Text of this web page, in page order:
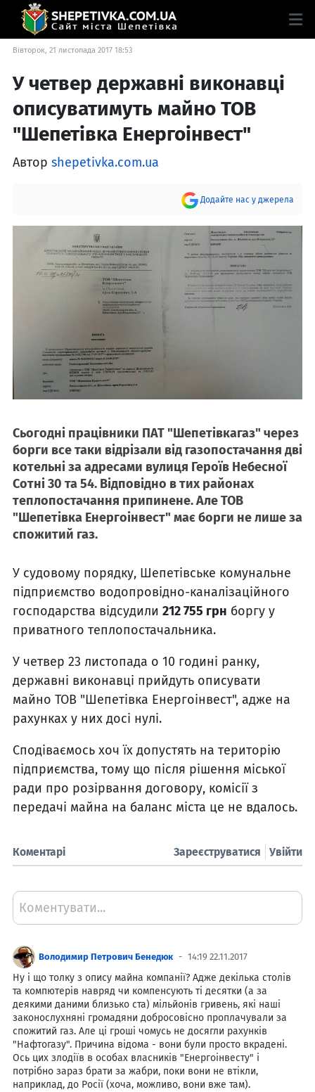
Вівторок, 21 листопада 2017 18:53
У четвер державні виконавці
описуватимуть майно ТОВ
"Шепетівка Енергоінвест"
Автор shepetivka.com.ua
Додайте нас у джерела
Сьогодні працівники ПАТ "Шепетівкагаз" через
борги все таки відрізали від газопостачання дві
котельні за адресами вулиця Героїв Небесної
Сотні 30 та 54. Відповідно в тих районах
теплопостачання припинене. Але ТОВ
"Шепетівка Енергоінвест" має борги не лише за
спожитий газ.
У судовому порядку, Шепетівське комунальне
підприємство водопровідно-каналізаційного
господарства відсудили 212 755 грн боргу у
приватного теплопостачальника.
У четвер 23 листопада о 10 годині ранку,
державні виконавці прийдуть описувати
майно ТОВ "Шепетівка Енергоінвест", адже на
рахунках у них досі нулі.
Сподіваємось хоч їх допустять на територію
підприємства, тому що після рішення міської
ради про розірвання договору, комісії з
передачі майна на баланс міста це не вдалось.
Коментарі Увійти
Зареєструватися
Коментувати...
Володимир Петрович Бенедюк 14:19 22.11.2017
Ну і що толку з опису майна компанії? Адже декілька столів
та компютерів навряд чи компенсують ті десятки (а за
деякими даними близько ста) мільйонів гривень, які наші
законослухняні громадяни добросовісно проплачували за
спожитий газ. Але ці гроші чомусь не досягли рахунків
"Нафтогазу". Причина відома - вони були просто вкрадені.
Ось цих злодіїв в особах власників "Енергоінвесту" і
потрібно зараз брати за жабри, поки вони не втікли,
наприклад, до Росії (хоча, можливо, вони вже там).